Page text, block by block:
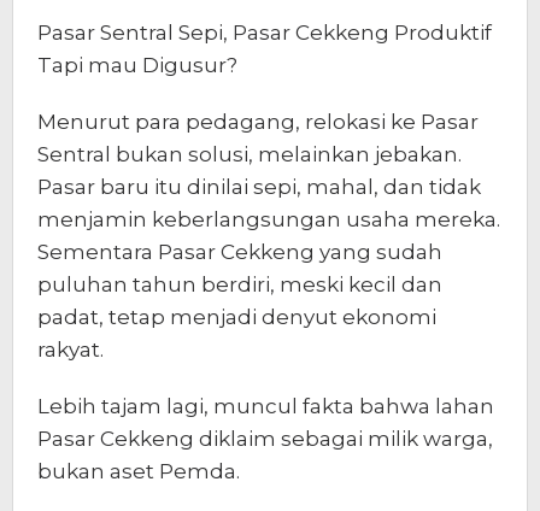
Pasar Sentral Sepi, Pasar Cekkeng Produktif
Tapi mau Digusur?
Menurut para pedagang, relokasi ke Pasar
Sentral bukan solusi, melainkan jebakan.
Pasar baru itu dinilai sepi, mahal, dan tidak
menjamin keberlangsungan usaha mereka.
Sementara Pasar Cekkeng yang sudah
puluhan tahun berdiri, meski kecil dan
padat, tetap menjadi denyut ekonomi
rakyat.
Lebih tajam lagi, muncul fakta bahwa lahan
Pasar Cekkeng diklaim sebagai milik warga,
bukan aset Pemda.